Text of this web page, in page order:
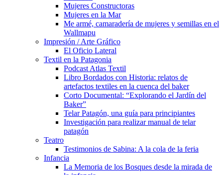
Mujeres Constructoras
Mujeres en la Mar
Me armé, camaradería de mujeres y semillas en el
Wallmapu
Impresión / Arte Gráfico
El Oficio Lateral
Textil en la Patagonia
Podcast Atlas Textil
Libro Bordados con Historia: relatos de
artefactos textiles en la cuenca del baker
Corto Documental: “Explorando el Jardín del
Baker”
Telar Patagón, una guía para principiantes
Investigación para realizar manual de telar
patagón
Teatro
Testimonios de Sabina: A la cola de la feria
Infancia
La Memoria de los Bosques desde la mirada de